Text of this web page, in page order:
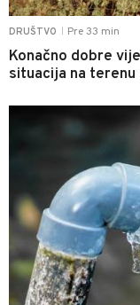
DRUŠTVO Pre 33 min
Konačno dobre
situacija na terenu